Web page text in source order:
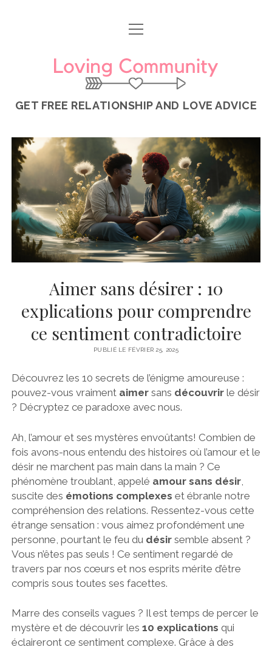
ouvrir
menu
Loving
Community
GET FREE RELATIONSHIP AND LOVE ADVICE
Aimer sans désirer : 10
explications pour comprendre
ce sentiment contradictoire
PUBLIÉ LE FÉVRIER 25, 2025
Découvrez les 10 secrets de l’énigme amoureuse :
pouvez-vous vraiment aimersans découvrirle désir
? Décryptez ce paradoxe avec nous.
Ah, l’amour et ses mystères envoûtants! Combien de
fois avons-nous entendu des histoires où l’amour et le
désir ne marchent pas main dans la main ? Ce
phénomène troublant, appelé amour sans désir,
suscite des émotions complexes et ébranle notre
compréhension des relations. Ressentez-vous cette
étrange sensation : vous aimez profondément une
personne, pourtant le feu du désirsemble absent ?
Vous n’êtes pas seuls ! Ce sentiment regardé de
travers par nos cœurs et nos esprits mérite d’être
compris sous toutes ses facettes.
Marre des conseils vagues ? Il est temps de percer le
mystère et de découvrir les 10 explications qui
éclaireront ce sentiment complexe. Grâce à des